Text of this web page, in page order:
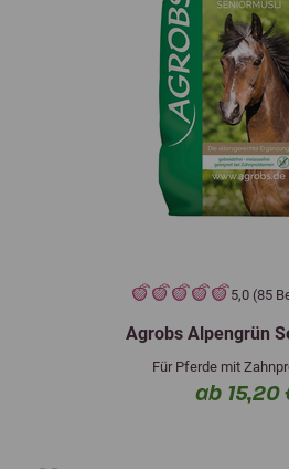
5,0 (85
Agrobs Alpengrün
Für Pferde mit
ab 15,20